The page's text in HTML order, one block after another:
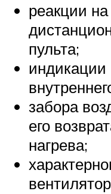
реакции
пульта;
индикации
забора
его
нагрева;